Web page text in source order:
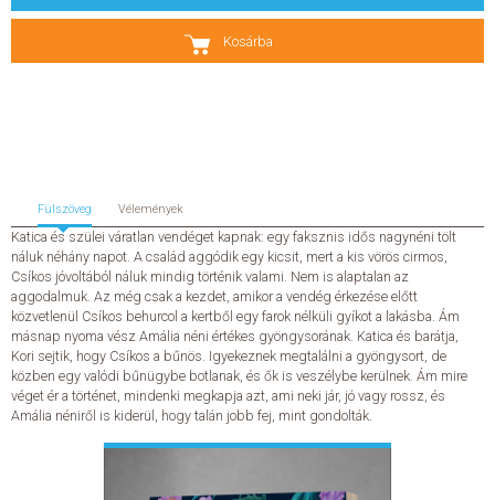
Kosárba
Fülszöveg Vélemények
Katica és szülei váratlan vendéget kapnak: egy faksznis idős nagynéni tölt
náluk néhány napot. A család aggódik egy kicsit, mert a kis vörös cirmos,
Csíkos jóvoltából náluk mindig történik valami. Nem is alaptalan az
aggodalmuk. Az még csak a kezdet, amikor a vendég érkezése előtt
közvetlenül Csíkos behurcol a kertből egy farok nélküli gyíkot a lakásba. Ám
másnap nyoma vész Amália néni értékes gyöngysorának. Katica és barátja,
Kori sejtik, hogy Csíkos a bűnös. Igyekeznek megtalálni a gyöngysort, de
közben egy valódi bűnügybe botlanak, és ők is veszélybe kerülnek. Ám mire
véget ér a történet, mindenki megkapja azt, ami neki jár, jó vagy rossz, és
Amália néniről is kiderül, hogy talán jobb fej, mint gondolták.
HÍREK
KAPCSOLAT
ELŐRENDELHETŐ KIADVÁNYOK
ÚJDONSÁGOK